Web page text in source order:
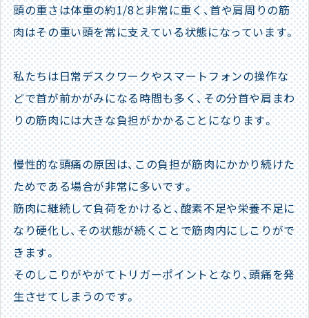
頭の重さは体重の約1/8と非常に重く、首や肩周りの筋
肉はその重い頭を常に支えている状態になっています。
私たちは日常デスクワークやスマートフォンの操作な
どで首が前かがみになる時間も多く、その分首や肩まわ
りの筋肉には大きな負担がかかることになります。
慢性的な頭痛の原因は、この負担が筋肉にかかり続けた
ためである場合が非常に多いです。
筋肉に継続して負荷をかけると、酸素不足や栄養不足に
なり硬化し、その状態が続くことで筋肉内にしこりがで
きます。
そのしこりがやがてトリガーポイントとなり、頭痛を発
生させてしまうのです。